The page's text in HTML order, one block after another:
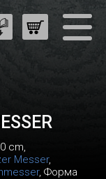
cm,
Messer,
, Форма